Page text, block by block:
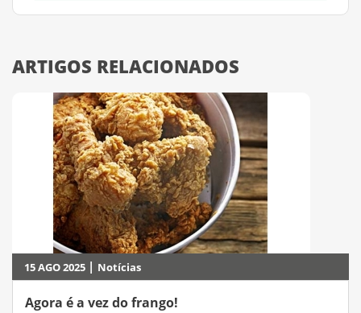
ARTIGOS RELACIONADOS
15 AGO 2025 | Notícias
Agora é a vez do frango!